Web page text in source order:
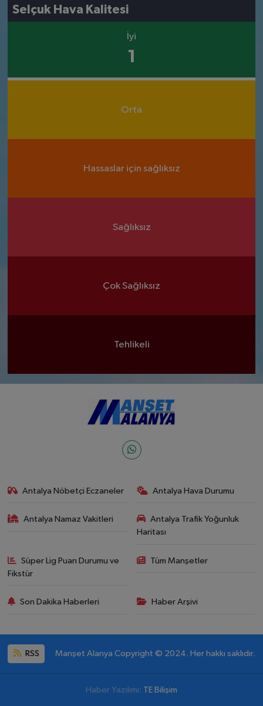
Selçuk Hava Kalitesi
İyi
1
Orta
Hassaslar için sağlıksız
Sağlıksız
Çok Sağlıksız
Tehlikeli
Antalya Nöbetçi Eczaneler Antalya Hava Durumu
Antalya Namaz Vakitleri
Antalya Trafik Yoğunluk
Haritası
Süper Lig Puan Durumu ve
Fikstür
Tüm Manşetler
Son Dakika Haberleri Haber Arşivi
RSS Manşet Alanya Copyright © 2024. Her hakkı saklıdır.
Haber Yazılımı: TE Bilişim